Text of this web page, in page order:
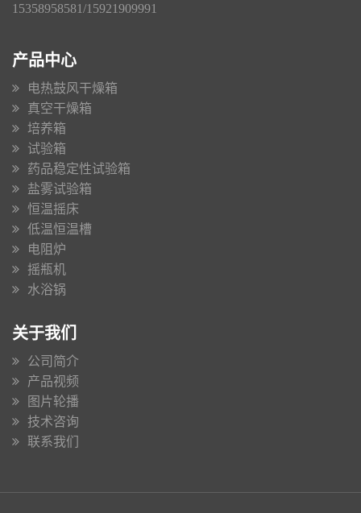
15358958581/15921909991
产品中心
电热鼓风干燥箱
真空干燥箱
培养箱
试验箱
药品稳定性试验箱
盐雾试验箱
恒温摇床
低温恒温槽
电阻炉
摇瓶机
水浴锅
关于我们
公司简介
产品视频
图片轮播
技术咨询
联系我们